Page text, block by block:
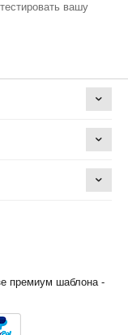
вашу
премиум шаблона -